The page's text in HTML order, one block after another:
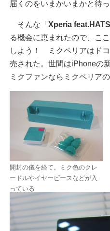
届くのをいまかいまかと待
そんな「 Xperia
る機会に恵まれたので、こ
しよう！ ミクペリアはド
売された。世間はiPhoneの
ミクファンならミクペリア
開封の儀を経て。ミク色のクレ
ードルやイヤーピースなどが入
っている